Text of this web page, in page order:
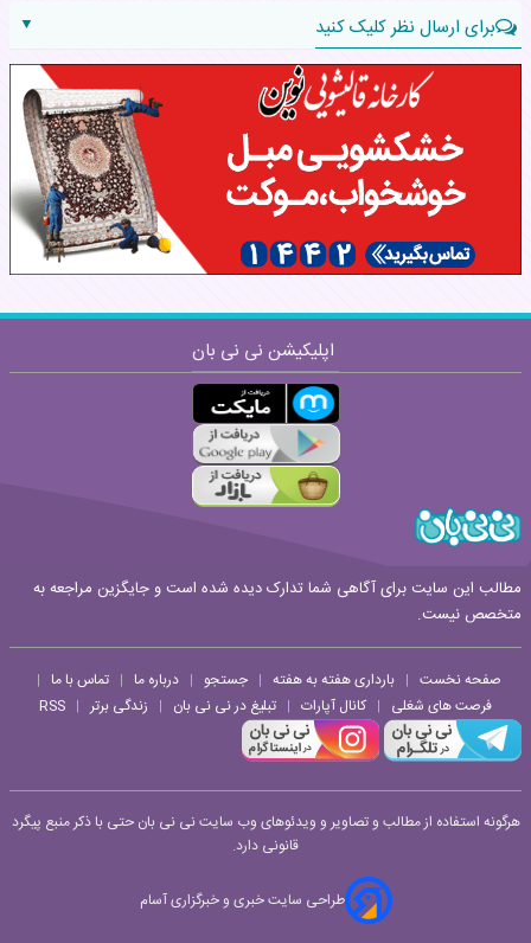
برای ارسال نظر کلیک کنید
▼
نام:
اپلیکیشن نی نی بان
مطالب این سایت برای آگاهی شما تدارک دیده شده است و جایگزین مراجعه به
متخصص نیست.
صفحه نخست | بارداری هفته به هفته | جستجو | درباره ما | تماس با ما |
فرصت های شغلی | کانال آپارات | تبلیغ در نی نی بان | زندگی برتر |
RSS
هرگونه استفاده از مطالب و تصاویر و ویدئوهای وب سایت نی نی بان حتی با ذکر منبع پیگرد
قانونی دارد.
طراحی سایت خبری و خبرگزاری آسام